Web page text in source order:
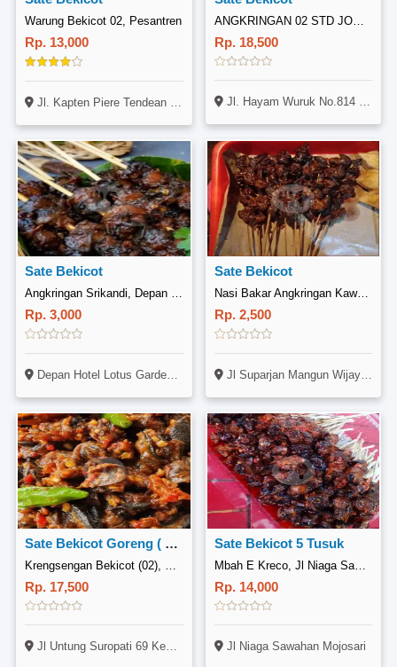
Warung Bekicot 02, Pesantren
Rp. 13,000
Jl. Kapten Piere Tendean No. 13, Tosaren, Pesantren, Kediri
ANGKRINGAN 02 STD JOMBANG, Jombang/Candimulyo
Rp. 18,500
Jl. Hayam Wuruk No.814 Kelurahan, Candimulyo, Kec. Jombang, Kabupaten, Jombang
Sate Bekicot
Angkringan Srikandi, Depan Hotel Lotus Garden
Rp. 3,000
Depan Hotel Lotus Garden Mojoroto Kota Kediri
Sate Bekicot
Nasi Bakar Angkringan Kawulo Alit, Mojoroto
Rp. 2,500
Jl Suparjan Mangun Wijaya No 36 Mojoroto Kota Kediri
Sate Bekicot Goreng ( 02 )
Rp. 17,500
Jl Untung Suropati 69 Kediri, Balowerti Kota Kediri
Sate Bekicot 5 Tusuk
Mbah E Kreco, Jl Niaga Sawahan Mojosari
Rp. 14,000
Jl Niaga Sawahan Mojosari